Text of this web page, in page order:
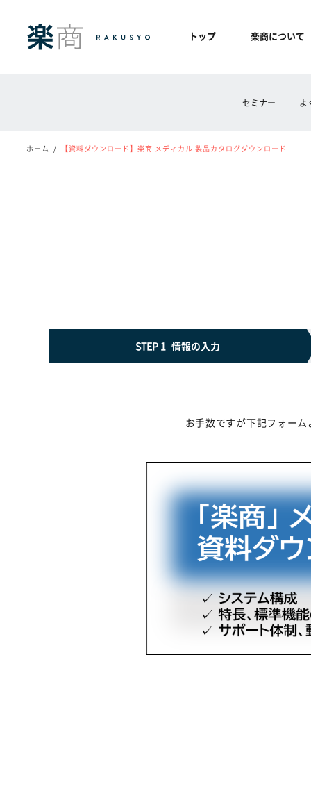
トップ 楽商について
セミナー よ
ホーム 【資料ダウンロード】楽商 メディカル 製品カタログダウンロード
STEP 1 情報の入力
お手数ですが下記フォー